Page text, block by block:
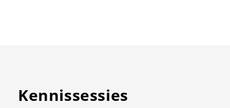
Kennissessies